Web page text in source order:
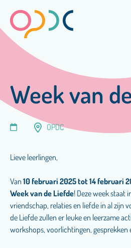
Week van
OPDC
Lieve leerlingen,
Van 10 februari 2025 tot 14 februari
Week van de Liefde! Deze week staat
vriendschap, relaties en liefde in al zijn
de Liefde zullen er leuke en leerzame
workshops, voorlichtingen, gesprekken